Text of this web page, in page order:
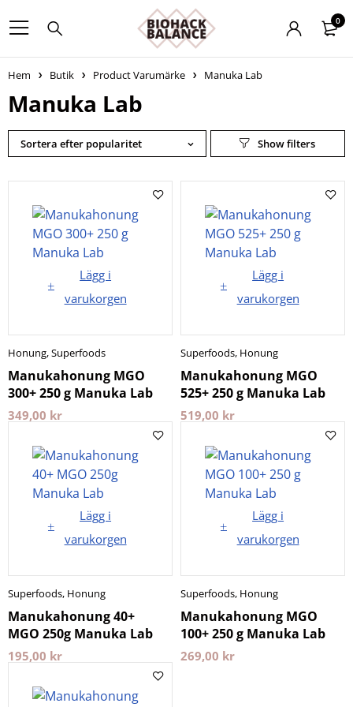
0
Hem Butik Product Varumärke Manuka Lab
Manuka Lab
Sortera efter popularitet
Lägg i
varukorgen
Honung,Superfoods
Manukahonung MGO
300+ 250 g Manuka Lab
349,00 kr
Lägg i
varukorgen
Superfoods, Honung
Manukahonung MGO
525+ 250 g Manuka Lab
519,00 kr
Lägg i
varukorgen
Superfoods, Honung
Manukahonung 40+
MGO 250g Manuka Lab
195,00 kr
Lägg i
varukorgen
Superfoods, Honung
Manukahonung MGO
100+ 250 g Manuka Lab
269,00 kr